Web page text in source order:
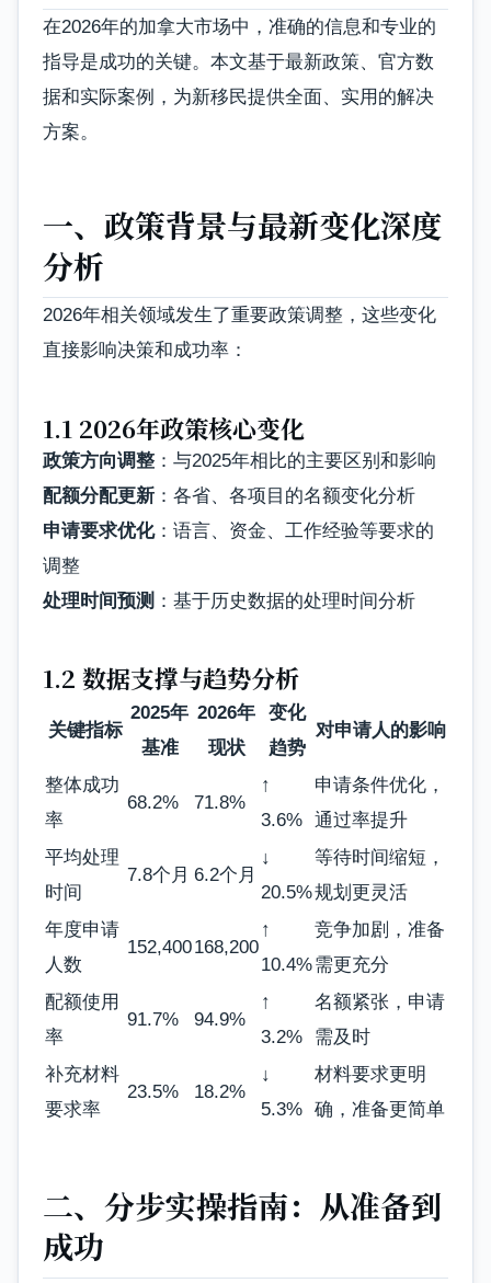
在2026年的加拿大市场中，准确的信息和专业的
指导是成功的关键。本文基于最新政策、官方数
据和实际案例，为新移民提供全面、实用的解决
方案。
一、政策背景与最新变化深度
分析
2026年相关领域发生了重要政策调整，这些变化
直接影响决策和成功率：
1.1 2026年政策核心变化
政策方向调整 ：与2025年相比的主要区别和影响
配额分配更新 ：各省、各项目的名额变化分析
申请要求优化：语言、资金、工作经验等要求的
调整
处理时间预测 ：基于历史数据的处理时间分析
1.2 数据支撑与趋势分析
关键指标
2025年
基准
2026年
现状
变化
趋势
对申请人的影响
整体成功
率
68.2% 71.8%
↑
3.6%
申请条件优化，
通过率提升
平均处理
时间
7.8个月 6.2个月
↓
20.5%
等待时间缩短，
规划更灵活
年度申请
人数
152,400168,200
↑
10.4%
竞争加剧，准备
需更充分
配额使用
率
91.7% 94.9%
↑
3.2%
名额紧张，申请
需及时
补充材料
要求率
23.5% 18.2%
↓
5.3%
材料要求更明
确，准备更简单
二、分步实操指南：从准备到
成功